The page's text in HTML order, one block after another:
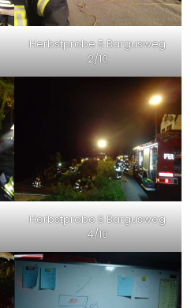
Herbstprobe 5 Bargusweg
2/10
Herbstprobe 5 Bargusweg
4/10